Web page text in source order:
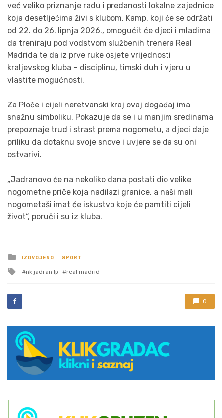
već veliko priznanje radu i predanosti lokalne zajednice
koja desetljećima živi s klubom. Kamp, koji će se održati
od 22. do 26. lipnja 2026., omogućit će djeci i mladima
da treniraju pod vodstvom službenih trenera Real
Madrida te da iz prve ruke osjete vrijednosti
kraljevskog kluba – disciplinu, timski duh i vjeru u
vlastite mogućnosti.
Za Ploče i cijeli neretvanski kraj ovaj događaj ima
snažnu simboliku. Pokazuje da se i u manjim sredinama
prepoznaje trud i strast prema nogometu, a djeci daje
priliku da dotaknu svoje snove i uvjere se da su oni
ostvarivi.
„Jadranovo će na nekoliko dana postati dio velike
nogometne priče koja nadilazi granice, a naši mali
nogometaši imat će iskustvo koje će pamtiti cijeli
život“, poručili su iz kluba.
Posted
in
IZDVOJENO SPORT
Tagged
nk jadran lp real madrid
0